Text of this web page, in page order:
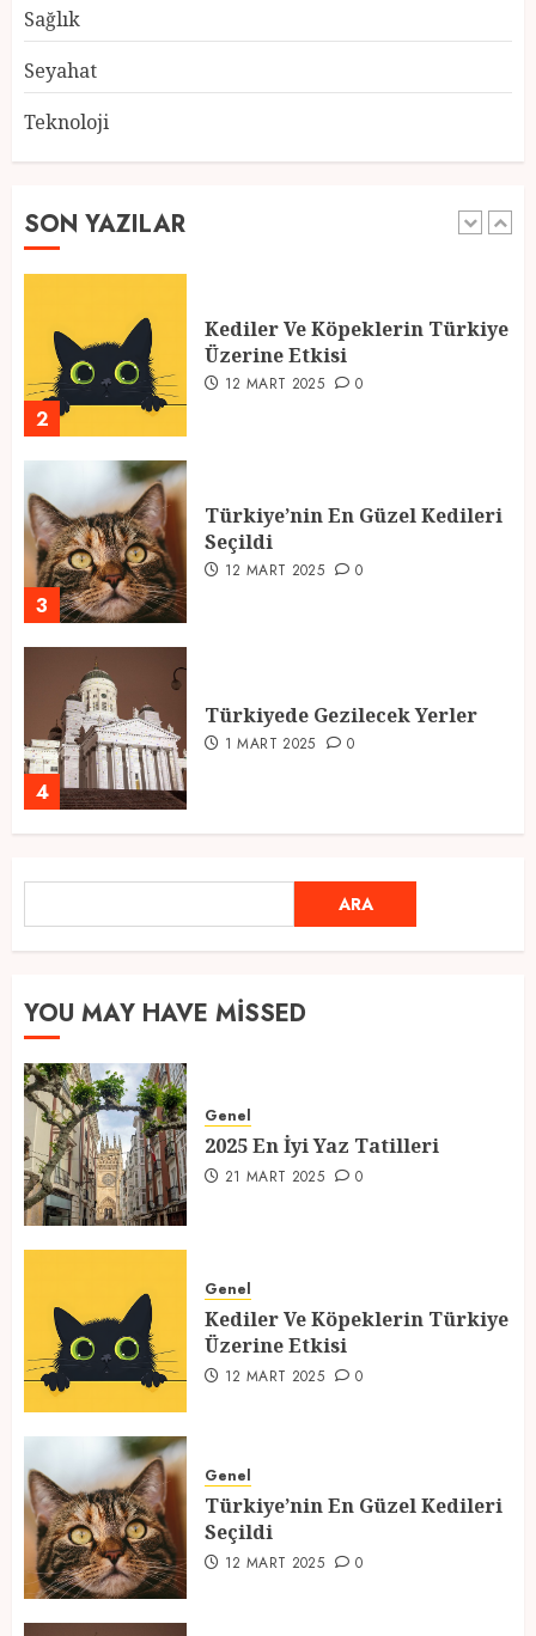
Sağlık
Seyahat
Teknoloji
SON YAZILAR
5
1
2025 En İyi Yaz Tatilleri
2
Kediler Ve Köpeklerin Türkiye
Üzerine Etkisi
12 MART 2025 0
3
Türkiye’nin En Güzel Kedileri
Seçildi
12 MART 2025 0
4
Türkiyede Gezilecek Yerler
1 MART 2025 0
Ramazan Ayı 2025: Manevi
Atmosfer ve Özel Hazırlıklar
1
21 MART 2025
2
Üzerine Etkisi
12 MART 2025 0
3
Seçildi
12 MART 2025 0
ARA
YOU MAY HAVE MISSED
Genel
2025 En İyi Yaz Tatilleri
21 MART 2025 0
Genel
Kediler Ve Köpeklerin Türkiye
Üzerine Etkisi
12 MART 2025 0
Genel
Türkiye’nin En Güzel Kedileri
Seçildi
12 MART 2025 0